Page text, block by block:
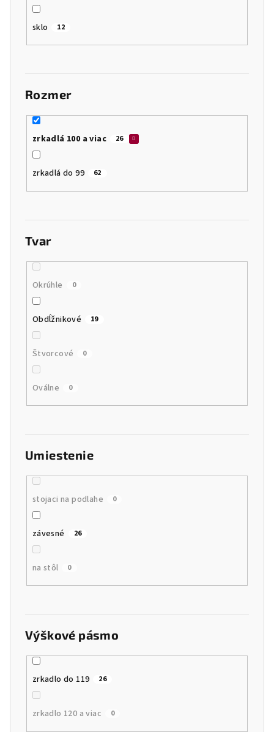
sklo 12
Rozmer
zrkadlá 100 a viac 26
zrkadlá do 99 62
Tvar
Okrúhle 0
Obdĺžnikové 19
Štvorcové 0
Oválne 0
Umiestenie
stojaci na podlahe 0
závesné 26
na stôl 0
Výškové pásmo
zrkadlo do 119 26
zrkadlo 120 a viac 0